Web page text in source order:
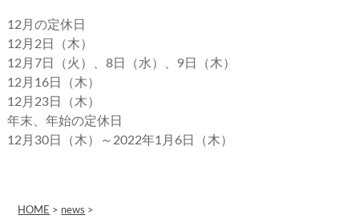
12月の定休日
12月2日（木）
12月7日（火）、8日（水）、9日（木）
12月16日（木）
12月23日（木）
年末、年始の定休日
12月30日（木）～2022年1月6日（木）
HOME > news >